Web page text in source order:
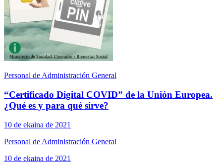
Personal de Administración General
“Certificado Digital COVID” de la Unión Europea.
¿Qué es y para qué sirve?
10 de ekaina de 2021
Personal de Administración General
10 de ekaina de 2021